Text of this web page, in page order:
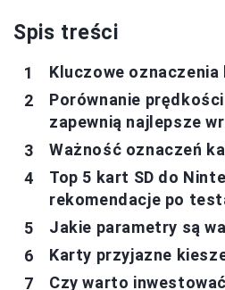
Spis treści
Kluczowe oznaczenia
Porównanie
zapewnią najlepsze
Ważność oznaczeń
Top 5 kart SD do
rekomendacje po
Jakie parametry są
Karty przyjazne
Czy warto